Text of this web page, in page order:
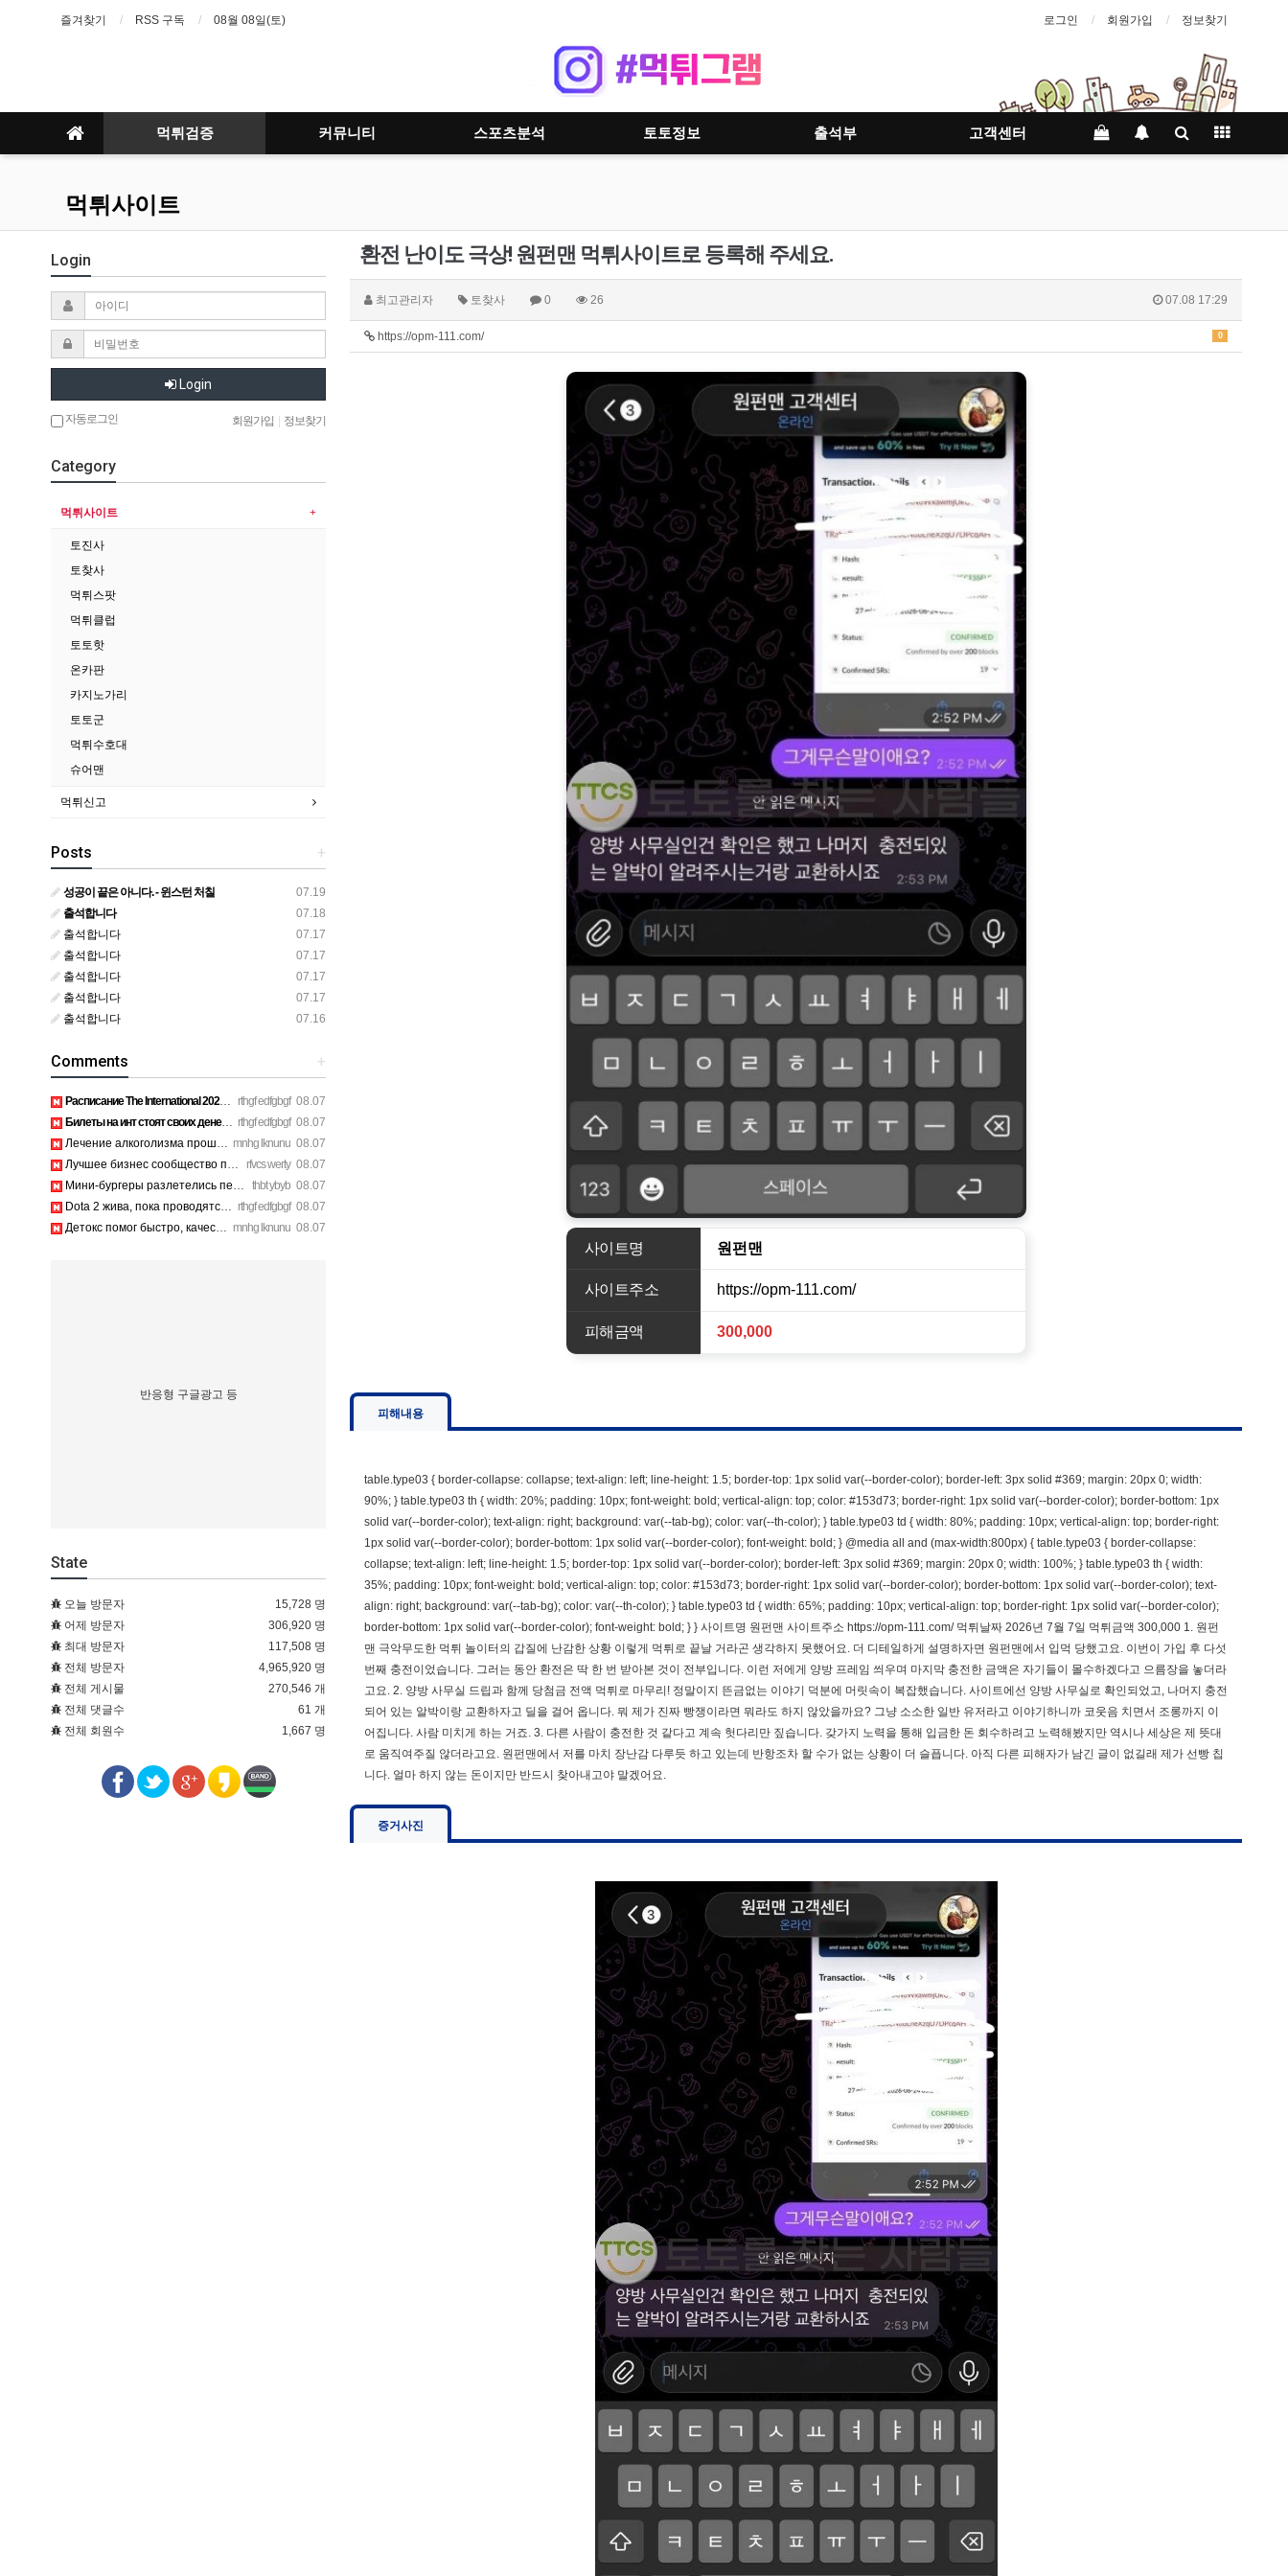
즐겨찾기 RSS 구독 08월 08일(토) 로그인 회원가입 정보찾기
먹튀검증 커뮤니티 스포츠분석 토토정보 출석부 고객센터
먹튀사이트
환전 난이도 극상! 원펀맨 먹튀사이트로 등록해 주세요.
최고관리자 토찾사 0 26 07.08 17:29
0
https://opm-111.com/
사이트명 원펀맨
사이트주소 https://opm-111.com/
피해금액 300,000
피해내용
table.type03 { border-collapse: collapse; text-align: left; line-height: 1.5; border-top: 1px solid var(--border-color); border-left: 3px solid #369; margin: 20px 0; width:
90%; } table.type03 th { width: 20%; padding: 10px; font-weight: bold; vertical-align: top; color: #153d73; border-right: 1px solid var(--border-color); border-bottom: 1px
solid var(--border-color); text-align: right; background: var(--tab-bg); color: var(--th-color); } table.type03 td { width: 80%; padding: 10px; vertical-align: top; border-right:
1px solid var(--border-color); border-bottom: 1px solid var(--border-color); font-weight: bold; } @media all and (max-width:800px) { table.type03 { border-collapse:
collapse; text-align: left; line-height: 1.5; border-top: 1px solid var(--border-color); border-left: 3px solid #369; margin: 20px 0; width: 100%; } table.type03 th { width:
35%; padding: 10px; font-weight: bold; vertical-align: top; color: #153d73; border-right: 1px solid var(--border-color); border-bottom: 1px solid var(--border-color); text-
align: right; background: var(--tab-bg); color: var(--th-color); } table.type03 td { width: 65%; padding: 10px; vertical-align: top; border-right: 1px solid var(--border-color);
border-bottom: 1px solid var(--border-color); font-weight: bold; } } 사이트명 원펀맨 사이트주소 https://opm-111.com/ 먹튀날짜 2026년 7월 7일 먹튀금액 300,000 1. 원펀
맨 극악무도한 먹튀 놀이터의 갑질에 난감한 상황 이렇게 먹튀로 끝날 거라곤 생각하지 못했어요. 더 디테일하게 설명하자면 원펀맨에서 입먹 당했고요. 이번이 가입 후 다섯
번째 충전이었습니다. 그러는 동안 환전은 딱 한 번 받아본 것이 전부입니다. 이런 저에게 양방 프레임 씌우며 마지막 충전한 금액은 자기들이 몰수하겠다고 으름장을 놓더라
고요. 2. 양방 사무실 드립과 함께 당첨금 전액 먹튀로 마무리! 정말이지 뜬금없는 이야기 덕분에 머릿속이 복잡했습니다. 사이트에선 양방 사무실로 확인되었고, 나머지 충전
되어 있는 알박이랑 교환하자고 딜을 걸어 옵니다. 뭐 제가 진짜 빵쟁이라면 뭐라도 하지 않았을까요? 그냥 소소한 일반 유저라고 이야기하니까 코웃음 치면서 조롱까지 이
어집니다. 사람 미치게 하는 거죠. 3. 다른 사람이 충전한 것 같다고 계속 헛다리만 짚습니다. 갖가지 노력을 통해 입금한 돈 회수하려고 노력해봤지만 역시나 세상은 제 뜻대
로 움직여주질 않더라고요. 원펀맨에서 저를 마치 장난감 다루듯 하고 있는데 반항조차 할 수가 없는 상황이 더 슬픕니다. 아직 다른 피해자가 남긴 글이 없길래 제가 선빵 칩
니다. 얼마 하지 않는 돈이지만 반드시 찾아내고야 말겠어요.
증거사진
Login
Login
자동로그인 회원가입 정보찾기
Category
먹튀사이트
토진사
토찾사
먹튀스팟
먹튀클럽
토토핫
온카판
카지노가리
토토군
먹튀수호대
슈어맨
먹튀신고
+
Posts
07.19
성공이 끝은 아니다. - 윈스턴 처칠
07.18
출석합니다
07.17
출석합니다
07.17
출석합니다
07.17
출석합니다
07.17
출석합니다
07.16
출석합니다
+
Comments
rthgf edfgbgf 08.07
Расписание The International 2026 просто топ, жду финал! htt…
rthgf edfgbgf 08.07
Билеты на инт стоят своих денег, атмосфера там просто непере…
mnhg lknunu 08.07
Лечение алкоголизма прошло успешно, физической тяги больше н…
rfvcs werty 08.07
Лучшее бизнес сообщество предпринимателей в Санкт-Петербурге…
thbt ybyb 08.07
Мини-бургеры разлетелись первыми, очень сочные. https://inte…
rthgf edfgbgf 08.07
Dota 2 жива, пока проводятся такие масштабные турниры. https…
mnhg lknunu 08.07
Детокс помог быстро, качественное лечение алкоголизма Санкт-…
반응형 구글광고 등
State
오늘 방문자
15,728 명
어제 방문자
306,920 명
최대 방문자
117,508 명
전체 방문자
4,965,920 명
전체 게시물
270,546 개
전체 댓글수
61 개
전체 회원수
1,667 명